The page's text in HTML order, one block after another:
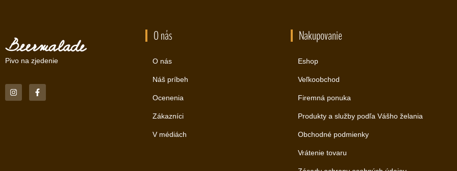
Pivo na zjedenie
O nás
O nás
Náš príbeh
Ocenenia
Zákazníci
V médiách
Nakupovanie
Eshop
Veľkoobchod
Firemná ponuka
Produkty a služby podľa Vášho želania
Obchodné podmienky
Vrátenie tovaru